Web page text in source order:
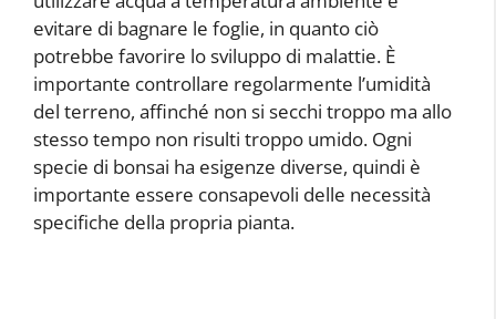
evitare di bagnare le foglie, in quanto ciò
potrebbe favorire lo sviluppo di malattie. È
importante controllare regolarmente l’umidità
del terreno, affinché non si secchi troppo ma allo
stesso tempo non risulti troppo umido. Ogni
specie di bonsai ha esigenze diverse, quindi è
importante essere consapevoli delle necessità
specifiche della propria pianta.